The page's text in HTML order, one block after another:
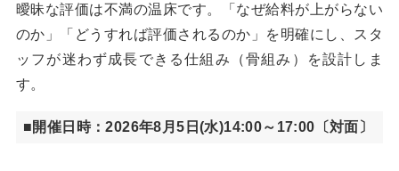
曖昧な評価は不満の温床です。「なぜ給料が上がらない
のか」「どうすれば評価されるのか」を明確にし、スタ
ッフが迷わず成長できる仕組み（骨組み）を設計しま
す。
■開催日時：2026年8月5日(水)14:00～17:00〔対面〕